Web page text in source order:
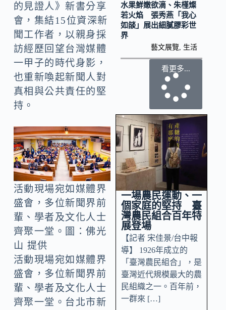
的見證人》新書分享
會，集結15位資深新
聞工作者，以親身採
訪經歷回望台灣媒體
一甲子的時代身影，
也重新喚起新聞人對
真相與公共責任的堅
持。
活動現場宛如媒體界
盛會，多位新聞界前
輩、學者及文化人士
齊聚一堂。圖：佛光
山 提供
活動現場宛如媒體界
盛會，多位新聞界前
輩、學者及文化人士
齊聚一堂。台北市新
水果鮮嫩欲滴、朱槿燦
若火焰 張秀燕「我心
如燄」展出細膩膠彩世
界
藝文展覽 生活
看更多...
一場農民運動、一
個家庭的堅持 臺
灣農民組合百年特
展登場
【記者 宋佳景/台中報
導】 1926年成立的
「臺灣農民組合」，是
臺灣近代規模最大的農
民組織之一。百年前，
一群來 […]